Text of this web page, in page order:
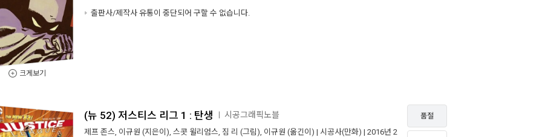
크게보기
출판사/제작사 유통이 중단되어 구할 수 없습니다.
(뉴 52) 저스티스 리그 1 : 탄생 시공그래픽노블
제프 존스, 이규원 (지은이), 스콧 윌리엄스, 짐 리 (그림), 이규원 (옮긴이) | 시공사(만화) | 2016년 2
품절